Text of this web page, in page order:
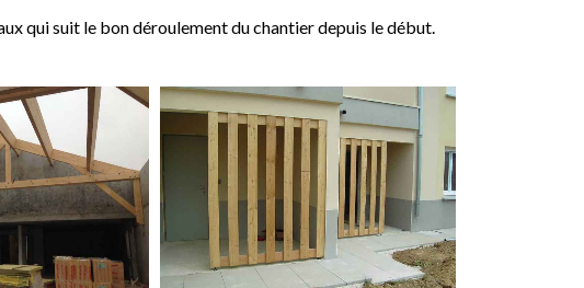
qui suit le bon déroulement du chantier depuis le début.